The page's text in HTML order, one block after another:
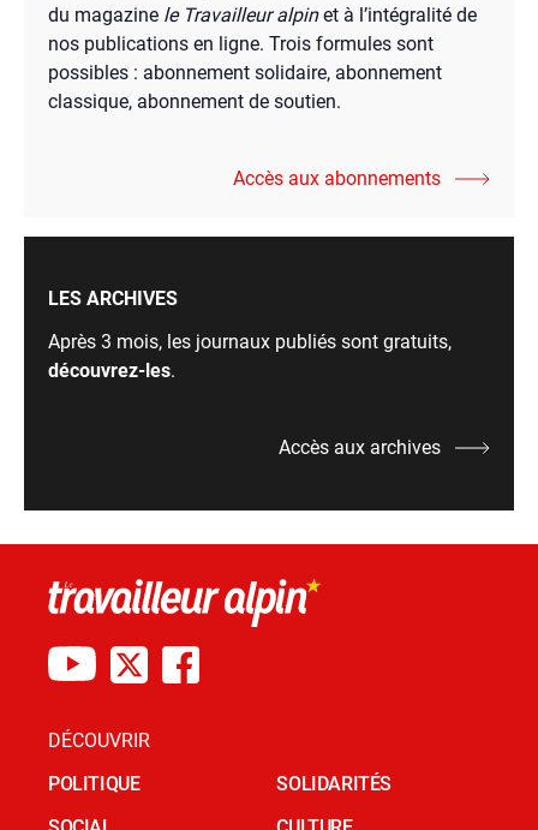
du magazine le Travailleur alpinet à l’intégralité de
nos publications en ligne. Trois formules sont
possibles : abonnement solidaire, abonnement
classique, abonnement de soutien.
Accès aux abonnements
LES ARCHIVES
Après 3 mois, les journaux publiés sont gratuits,
découvrez-les.
Accès aux archives
DÉCOUVRIR
POLITIQUE
SOLIDARITÉS